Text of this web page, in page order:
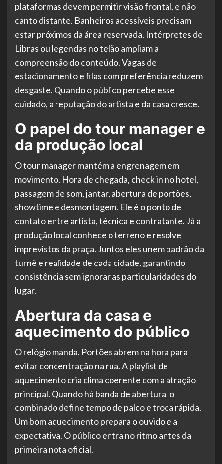
plataformas devem permitir visão frontal, e não
canto distante. Banheiros acessíveis precisam
estar próximos da área reservada. Intérpretes de
Libras ou legendas no telão ampliam a
compreensão do conteúdo. Vagas de
estacionamento e filas com preferência reduzem
desgaste. Quando o público percebe esse
cuidado, a reputação do artista e da casa cresce.
O papel do tour manager e
da produção local
O tour manager mantém a engrenagem em
movimento. Hora de chegada, check in no hotel,
passagem de som, jantar, abertura de portões,
showtime e desmontagem. Ele é o ponto de
contato entre artista, técnica e contratante. Já a
produção local conhece o terreno e resolve
imprevistos da praça. Juntos eles unem padrão da
turnê e realidade de cada cidade, garantindo
consistência sem ignorar as particularidades do
lugar.
Abertura da casa e
aquecimento do público
O relógio manda. Portões abrem na hora para
evitar concentração na rua. A playlist de
aquecimento cria clima coerente com a atração
principal. Quando há banda de abertura, o
combinado define tempo de palco e troca rápida.
Um bom aquecimento prepara o ouvido e a
expectativa. O público entra no ritmo antes da
primeira nota oficial.